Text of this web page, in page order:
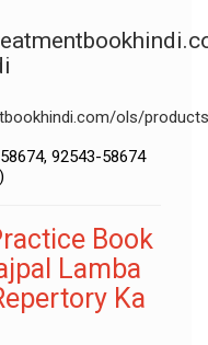
ols/
92543-58674
Book
Lamba
Ka